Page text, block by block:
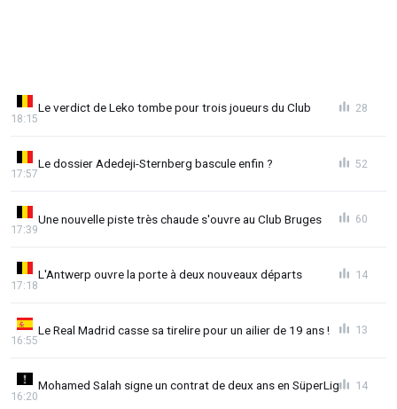
Le verdict de Leko tombe pour trois joueurs du Club
18:15
28
Le dossier Adedeji-Sternberg bascule enfin ?
17:57
52
Une nouvelle piste très chaude s'ouvre au Club Bruges
17:39
60
L'Antwerp ouvre la porte à deux nouveaux départs
17:18
14
Le Real Madrid casse sa tirelire pour un ailier de 19 ans !
16:55
13
Mohamed Salah signe un contrat de deux ans en SüperLig
16:20
14